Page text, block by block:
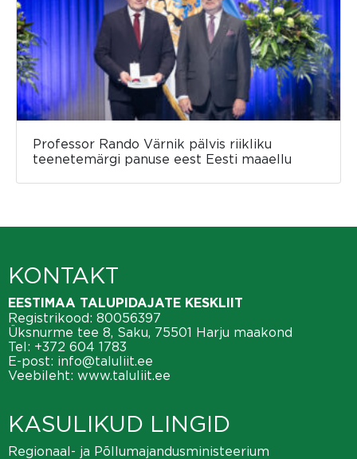
Professor Rando Värnik pälvis riikliku
teenetemärgi panuse eest Eesti maaellu
KONTAKT
EESTIMAA TALUPIDAJATE KESKLIIT
Registrikood: 80056397
Üksnurme tee 8, Saku, 75501 Harju maakond
Tel: +372 604 1783
E-post: info@taluliit.ee
Veebileht: www.taluliit.ee
KASULIKUD LINGID
Regionaal- ja Põllumajandusministeerium